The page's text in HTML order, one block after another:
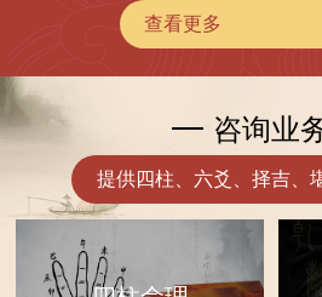
查看更多
咨询业
提供四柱、六爻、择吉、